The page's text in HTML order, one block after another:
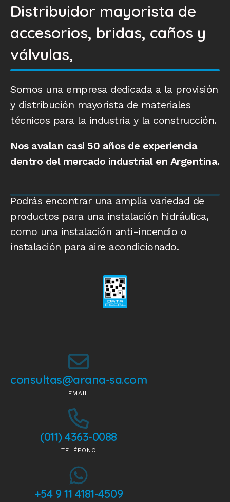
Distribuidor mayorista de
accesorios, bridas, caños y
válvulas,
Somos una empresa dedicada a la provisión
y distribución mayorista de materiales
técnicos para la industria y la construcción.
Nos avalan casi 50 años de experiencia
dentro del mercado industrial en Argentina.
Podrás encontrar una amplia variedad de
productos para una instalación hidráulica,
como una instalación anti-incendio o
instalación para aire acondicionado.
consultas@arana-sa.com
EMAIL
(011) 4363-0088
TELÉFONO
+54 9 11 4181-4509